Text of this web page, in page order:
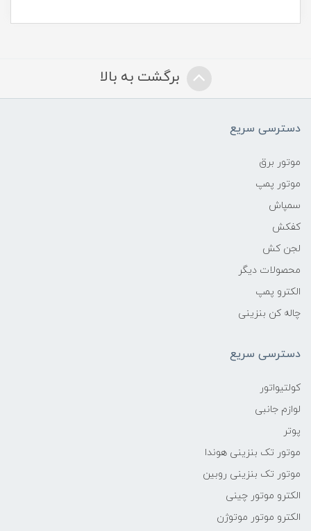
برگشت به بالا
دسترسی سریع
موتور برق
موتور پمپ
سمپاش
کفکش
لجن کش
محصولات دیگر
الکترو پمپ
چاله کن بنزینی
دسترسی سریع
کولتیواتور
لوازم جانبی
پوتر
موتور تک بنزینی هوندا
موتور تک بنزینی روبین
الکترو موتور چینی
الکترو موتور موتوژن